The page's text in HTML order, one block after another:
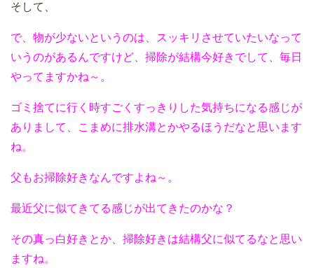
そして、
で、物が少ないというのは、スッキリさせていたいなって
いうのがあるんですけど、掃除が結構今好きでして、毎日
やってますかね～。
ゴミ捨てに行く時すごくすっきりした気持ちになる感じが
ありまして、こまめに排水溝とかやるほうだなと思います
ね。
父もお掃除好きなんですよね～。
最近父に似てきてる感じが出てきたのかな？
その真っ白好きとか、掃除好きは結構父に似てるなと思い
ますね。